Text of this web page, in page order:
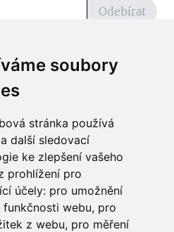
soubory
stránka používá
další sledovací
ke zlepšení vašeho
prohlížení pro
účely: pro umožnění
funkčnosti webu, pro
z webu, pro měření
Odebírat
zpráv ze ČtiDoma.cz do mé e-
informaci? Chcete
Martina Chalupu: